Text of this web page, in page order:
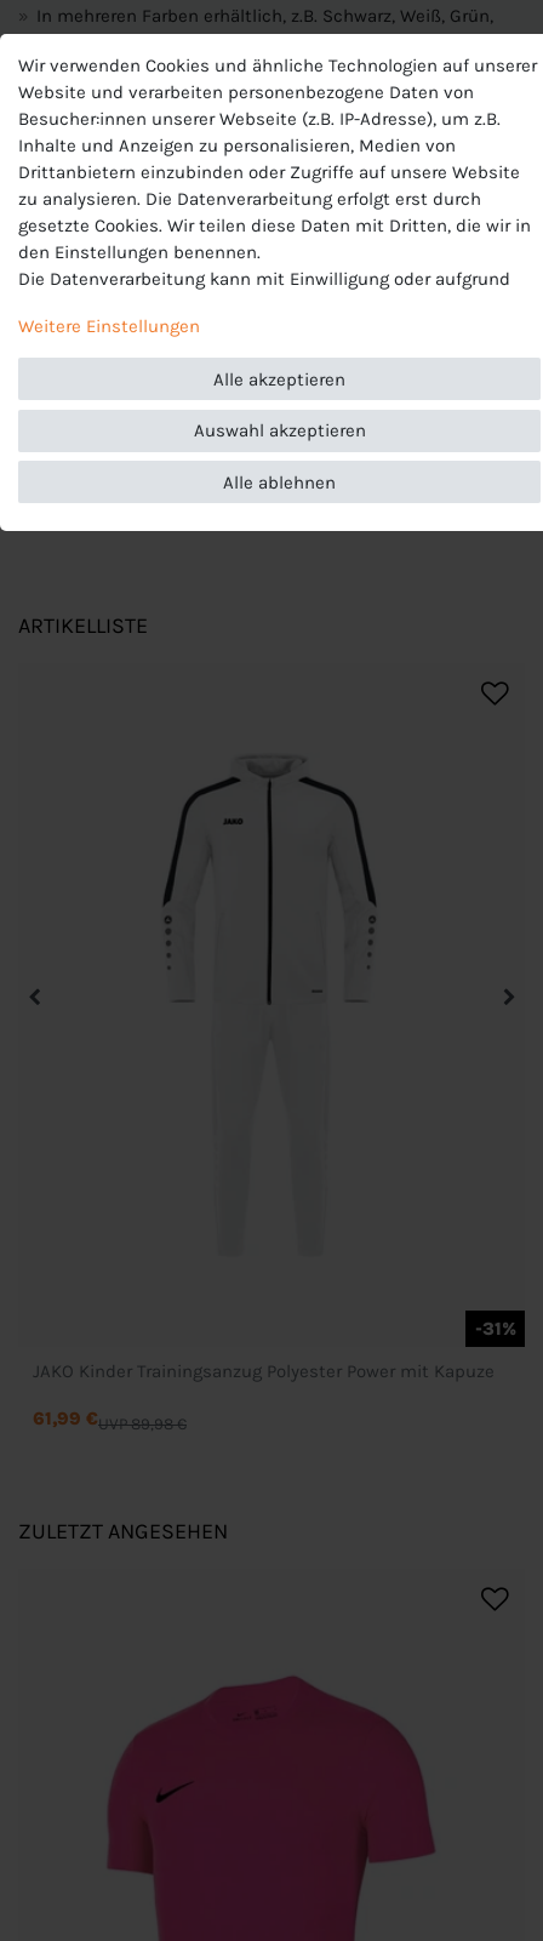
In mehreren Farben erhältlich, z.B. Schwarz, Weiß, Grün,
Material:100% Polyester
Produktnummer
BV6708
Hersteller
Nike
EU-Verantwortlicher
Nike European Operations Netherlands B.V., Colosseum 1 ,
serviceinfo.de@nike.com
ARTIKELLISTE
-31%
JAKO Kinder Trainingsanzug Polyester Power mit Kapuze
UVP 89,98 €
61,99 €
ZULETZT ANGESEHEN
Wir verwenden Cookies und ähnliche Technologien auf unserer
Website und verarbeiten personenbezogene Daten von
Besucher:innen unserer Webseite (z.B. IP-Adresse), um z.B.
Inhalte und Anzeigen zu personalisieren, Medien von
Drittanbietern einzubinden oder Zugriffe auf unsere Website
zu analysieren. Die Datenverarbeitung erfolgt erst durch
gesetzte Cookies. Wir teilen diese Daten mit Dritten, die wir in
den Einstellungen benennen.
Die Datenverarbeitung kann mit Einwilligung oder aufgrund
erteilt oder abgelehnt werden. Es besteht das Recht, nicht
einzuwilligen und die Einwilligung zu einem späteren
Zeitpunkt zu ändern oder zu widerrufen. Beachten Sie unser
Impressumund weitere Hinweise zur Verwendung
personenbezogener Daten in unsererDaten­schutz­erklärung
Weitere Einstellungen
Alle akzeptieren
Alle ablehnen
Auswahl akzeptieren